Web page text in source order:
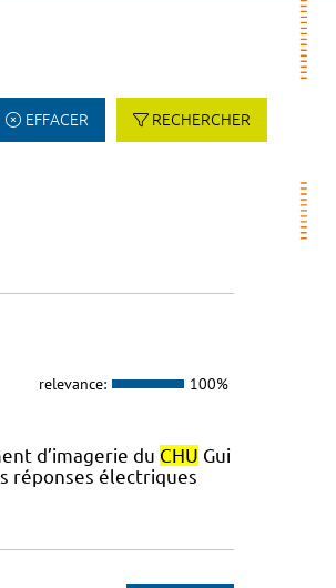
EFFACER RECHERCHER
relevance: 100%
d’imagerie du CHU Gui
réponses électriques